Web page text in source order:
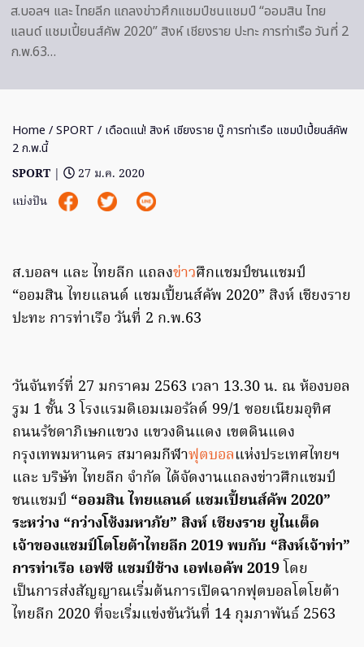
ส.บอลฯ และ ไทยลีก แถลงข่าวศึกแชมป์ชนแชมป์ “ออมสิน ไทย
แลนด์ แชมเปี้ยนส์คัพ 2020” สิงห์​ เชียงราย​ ปะทะ​ การท่าเรือ​ วันที่​ 2​
ก.พ.63…
Home /SPORT / เดือดแน่!​ สิงห์​ เชียงราย​ บู๊​ การท่าเรือ​ แชมป์เปี้ยนส์คัพ​
2​ ก.พ.นี้
SPORT |
27 ม.ค. 2020
แบ่งปัน
ส.บอลฯ และ ไทยลีก แถลงข่าวศึกแชมป์ชนแชมป์
“ออมสิน ไทยแลนด์ แชมเปี้ยนส์คัพ 2020” สิงห์​ เชียงราย​
ปะทะ​ การท่าเรือ​ วันที่​ 2​ ก.พ.63
วันจันทร์ที่ 27 มกราคม 2563 เวลา 13.30 น. ณ ห้องบอล
รูม 1 ชั้น 3 โรงแรมดิเอมเมอรัลด์ 99/1 ซอยเนียมอุทิศ
ถนนรัชดาภิเษกแขวง แขวงดินแดง เขตดินแดง
กรุงเทพมหานคร สมาคมกีฬาฟุตบอลแห่งประเทศไทยฯ
และ บริษัท ไทยลีก จำกัด ได้จัดงานแถลงข่าวศึกแชมป์
ชนแชมป์ “ออมสิน ไทยแลนด์ แชมเปี้ยนส์คัพ 2020”
ระหว่าง “กว่างโซ้งมหาภัย” สิงห์ เชียงราย ยูไนเต็ด
เจ้าของแชมป์โตโยต้าไทยลีก 2019 พบกับ “สิงห์เจ้าท่า”
การท่าเรือ เอฟซี แชมป์ช้าง เอฟเอคัพ 2019 โดย
เป็นการส่งสัญญาณเริ่มต้นการเปิดฉากฟุตบอลโตโยต้า
ไทยลีก 2020 ที่จะเริ่มแข่งขันวันที่ 14 กุมภาพันธ์ 2563